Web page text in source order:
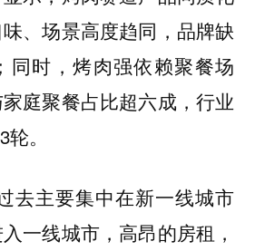
、场景高度趋同，品牌缺
同时，烤肉强依赖聚餐场
庭聚餐占比超六成，行业
。
去主要集中在新一线城市
一线城市，高昂的房租，